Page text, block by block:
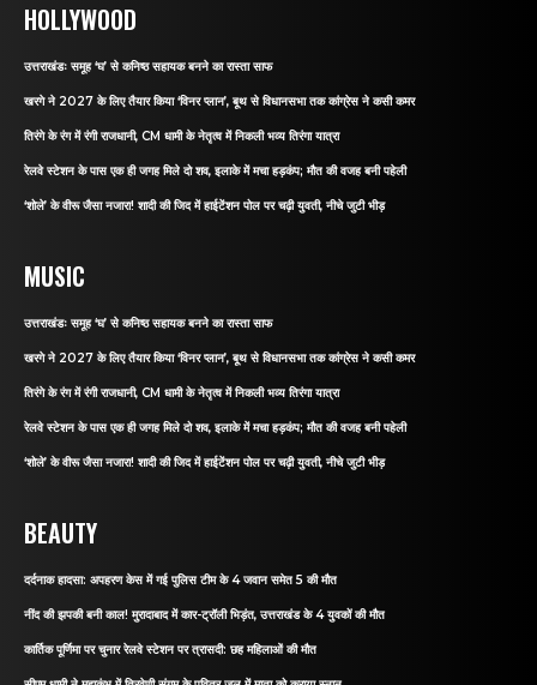
HOLLYWOOD
उत्तराखंडः समूह ‘घ’ से कनिष्ठ सहायक बनने का रास्ता साफ
खरगे ने 2027 के लिए तैयार किया ‘विनर प्लान’, बूथ से विधानसभा तक कांग्रेस ने कसी कमर
तिरंगे के रंग में रंगी राजधानी, CM धामी के नेतृत्व में निकली भव्य तिरंगा यात्रा
रेलवे स्टेशन के पास एक ही जगह मिले दो शव, इलाके में मचा हड़कंप; मौत की वजह बनी पहेली
‘शोले’ के वीरू जैसा नजारा! शादी की जिद में हाईटेंशन पोल पर चढ़ी युवती, नीचे जुटी भीड़
MUSIC
उत्तराखंडः समूह ‘घ’ से कनिष्ठ सहायक बनने का रास्ता साफ
खरगे ने 2027 के लिए तैयार किया ‘विनर प्लान’, बूथ से विधानसभा तक कांग्रेस ने कसी कमर
तिरंगे के रंग में रंगी राजधानी, CM धामी के नेतृत्व में निकली भव्य तिरंगा यात्रा
रेलवे स्टेशन के पास एक ही जगह मिले दो शव, इलाके में मचा हड़कंप; मौत की वजह बनी पहेली
‘शोले’ के वीरू जैसा नजारा! शादी की जिद में हाईटेंशन पोल पर चढ़ी युवती, नीचे जुटी भीड़
BEAUTY
दर्दनाक हादसा: अपहरण केस में गई पुलिस टीम के 4 जवान समेत 5 की मौत
नींद की झपकी बनी काल! मुरादाबाद में कार-ट्रॉली भिड़ंत, उत्तराखंड के 4 युवकों की मौत
कार्तिक पूर्णिमा पर चुनार रेलवे स्टेशन पर त्रासदी: छह महिलाओं की मौत